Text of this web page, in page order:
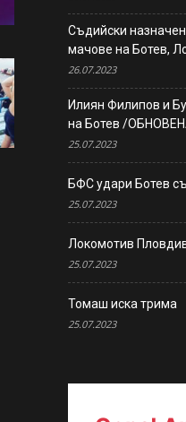
Съдийски
мачове на Ботев,
26.07.2023
Илиян Филипов и
на Ботев /
25.07.2023
БФС удари Ботев
25.07.2023
Локомотив
25.07.2023
Томаш иска трима
25.07.2023